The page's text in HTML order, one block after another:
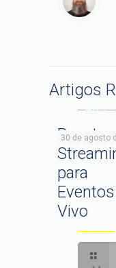
Artigos
30 de agosto
para
Vivo